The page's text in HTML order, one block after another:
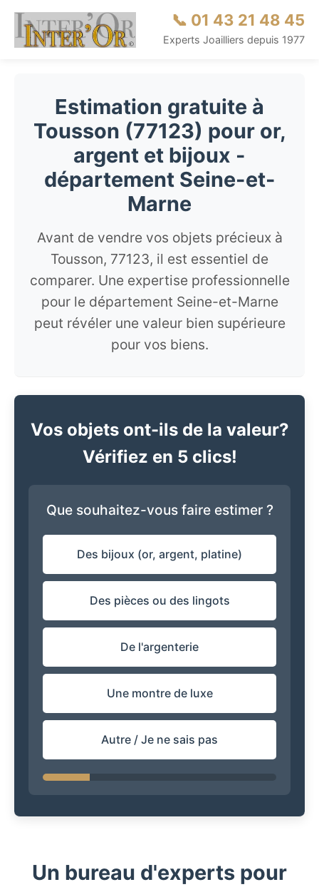
📞 01 43 21 48 45
Experts Joailliers depuis 1977
Estimation gratuite à
Tousson (77123) pour or,
argent et bijoux -
département Seine-et-
Marne
Avant de vendre vos objets précieux à
Tousson, 77123, il est essentiel de
comparer. Une expertise professionnelle
pour le département Seine-et-Marne
peut révéler une valeur bien supérieure
pour vos biens.
Vos objets ont-ils de la valeur?
Vérifiez en 5 clics!
Que souhaitez-vous faire estimer ?
Des bijoux (or, argent, platine)
Des pièces ou des lingots
De l'argenterie
Une montre de luxe
Autre / Je ne sais pas
Un bureau d'experts pour